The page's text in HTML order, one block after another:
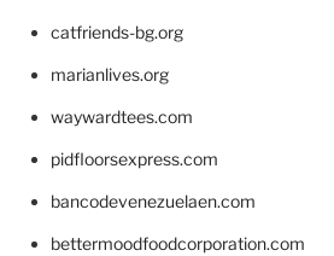
catfriends-bg.org
marianlives.org
waywardtees.com
pidfloorsexpress.com
bancodevenezuelaen.com
bettermoodfoodcorporation.com